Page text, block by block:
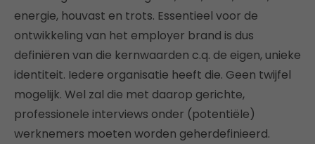
energie, houvast en trots. Essentieel voor de
ontwikkeling van het employer brand is dus
definiëren van die kernwaarden c.q. de eigen, unieke
identiteit. Iedere organisatie heeft die. Geen twijfel
mogelijk. Wel zal die met daarop gerichte,
professionele interviews onder (potentiële)
werknemers moeten worden geherdefinieerd.